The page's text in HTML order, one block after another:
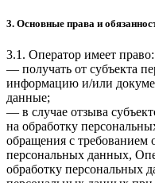
3. Основные права и
3.1. Оператор имеет право:
— получать от субъекта
информацию и/или
данные;
— в случае отзыва
на обработку
обращения с требованием
персональных данных,
обработку персональных